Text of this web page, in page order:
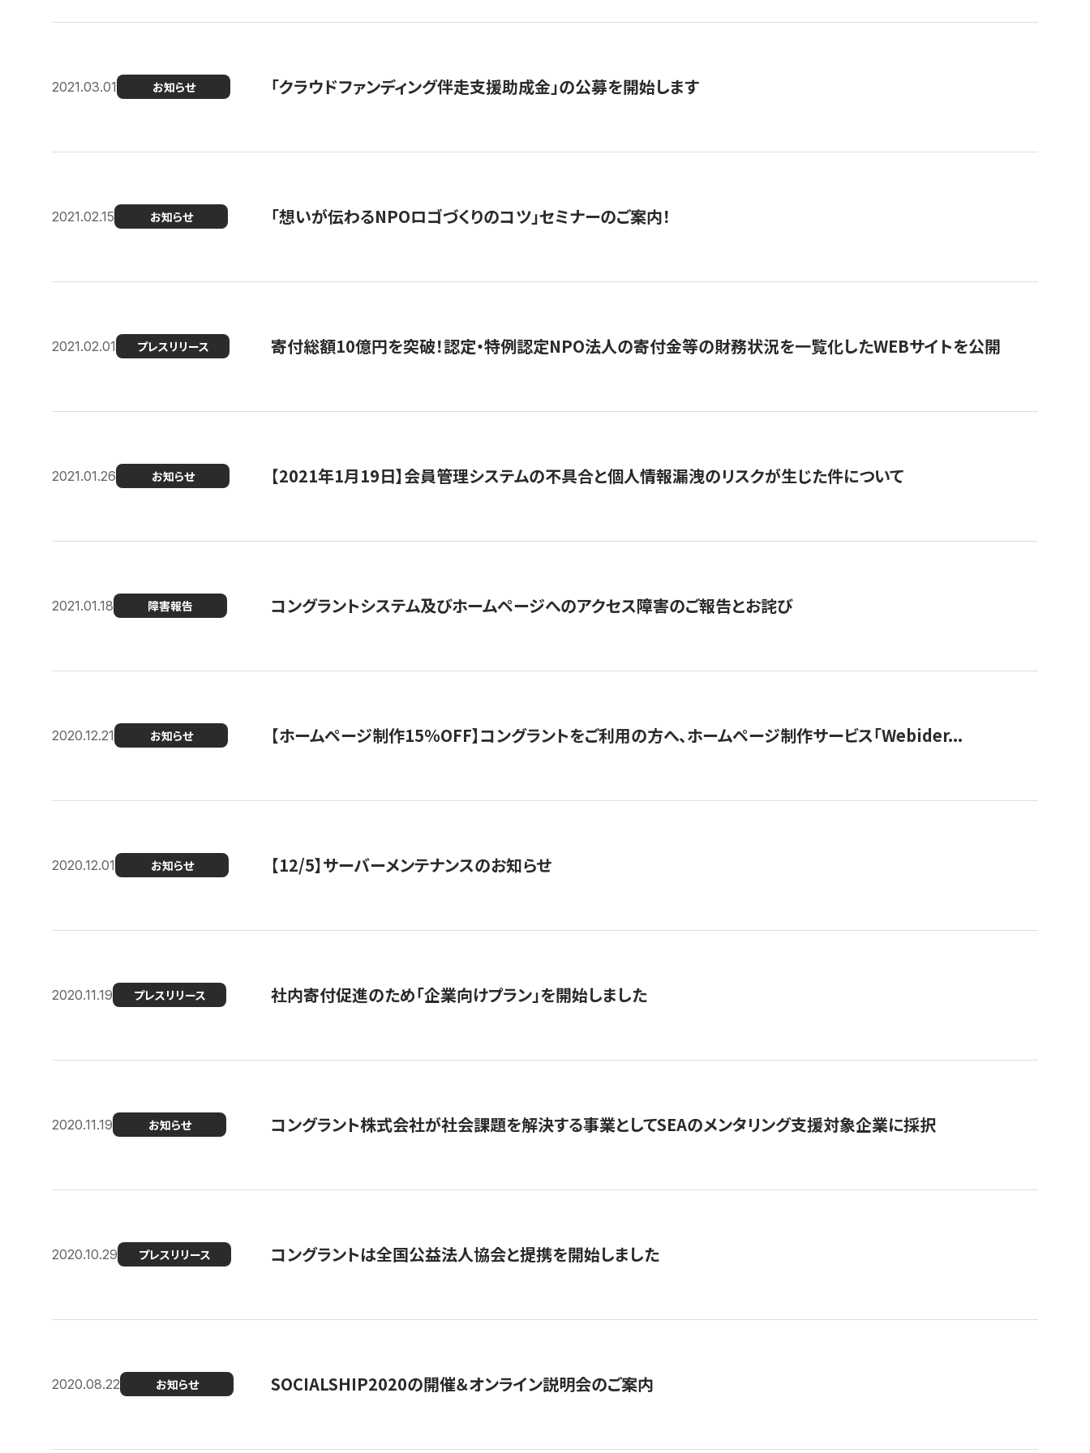
2021.03.01 お知らせ 「クラウドファンディング伴走支援助成金」の公募を開始します
2021.02.15 お知らせ 「想いが伝わるNPOロゴづくりのコツ」セミナーのご案内！
2021.02.01 プレスリリース 寄付総額10億円を突破！認定・特例認定NPO法人の寄付金等の財務状況を一覧化したWEBサイトを公開
2021.01.26 お知らせ 【2021年1月19日】会員管理システムの不具合と個人情報漏洩のリスクが生じた件について
2021.01.18 障害報告 コングラントシステム及びホームページへのアクセス障害のご報告とお詫び
2020.12.21 お知らせ 【ホームページ制作15％OFF】コングラントをご利用の方へ、ホームページ制作サービス「Webider...
2020.12.01 お知らせ 【12/5】サーバーメンテナンスのお知らせ
2020.11.19 プレスリリース 社内寄付促進のため「企業向けプラン」を開始しました
2020.11.19 お知らせ コングラント株式会社が社会課題を解決する事業としてSEAのメンタリング支援対象企業に採択
2020.10.29 プレスリリース コングラントは全国公益法人協会と提携を開始しました
2020.08.22 お知らせ SOCIALSHIP2020の開催＆オンライン説明会のご案内